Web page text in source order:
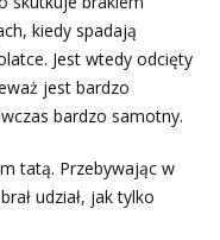
kiedy spadają
Jest wtedy odcięty
jest bardzo
bardzo samotny.
tatą. Przebywając w
udział, jak tylko